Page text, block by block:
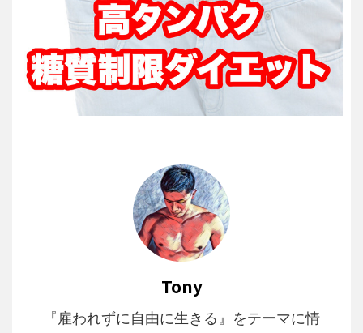
Tony
『雇われずに自由に生きる』をテーマに情